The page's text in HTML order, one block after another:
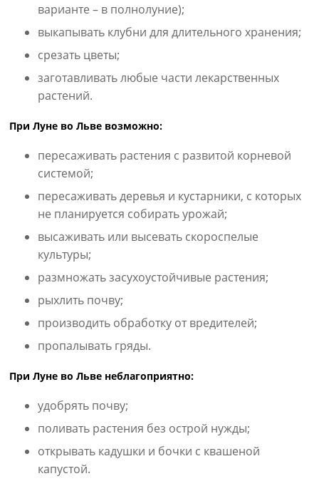
варианте – в полнолуние);
выкапывать клубни для длительного хранения;
срезать цветы;
заготавливать любые части лекарственных
растений.
При Луне во Льве возможно:
пересаживать растения с развитой корневой
системой;
пересаживать деревья и кустарники, с которых
не планируется собирать урожай;
высаживать или высевать скороспелые
культуры;
размножать засухоустойчивые растения;
рыхлить почву;
производить обработку от вредителей;
пропалывать гряды.
При Луне во Льве неблагоприятно:
удобрять почву;
поливать растения без острой нужды;
открывать кадушки и бочки с квашеной
капустой.